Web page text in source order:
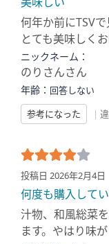
何年か前にTSV
とても美味しく
ニックネーム：
のりさんさん
年齢： 回答しない
参考になった
|
投稿日 2026年2月4日
何度も購入してい
汁物、和風総菜
ます。やはり味が